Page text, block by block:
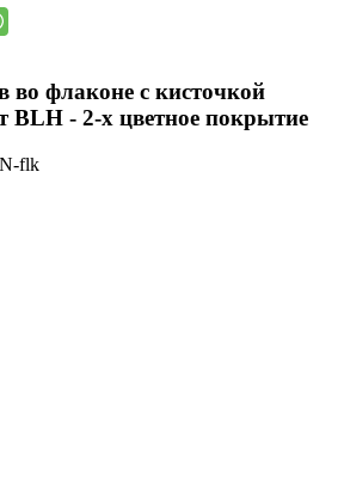
во флаконе с кисточкой
BLH - 2-х цветное покрытие
flk